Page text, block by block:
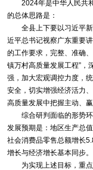
2024年是中华人民共和
的总体思路是：
全县上下要以习近平新
近平总书记视察广东重要
的工作要求，完整、准确
镇万村高质量发展工程”，
强，加大宏观调控力度，
安全，切实增强经济活力
高质量发展中把握主动、
综合研判面临的形势环
发展预期是：地区生产总
社会消费品零售总额增长
增长与经济增长基本同步。
为实现上述目标，重点